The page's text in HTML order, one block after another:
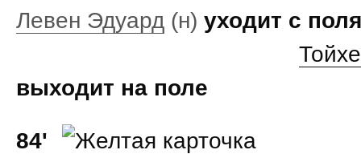
Левен Эдуард (н) уходит с поля
выходит на поле
84'